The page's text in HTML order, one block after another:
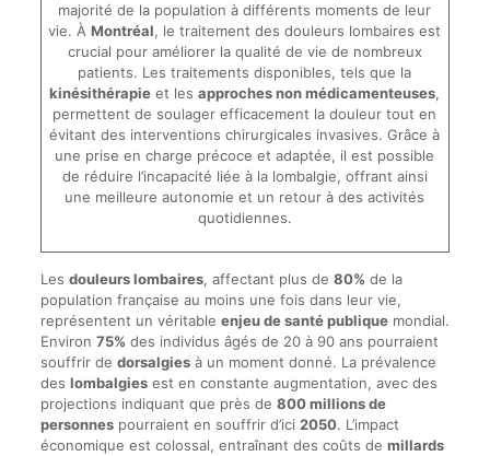
majorité de la population à différents moments de leur
vie. ÀMontréal, le traitement des douleurs lombaires est
crucial pour améliorer la qualité de vie de nombreux
patients. Les traitements disponibles, tels que la
kinésithérapie et lesapproches non médicamenteuses,
permettent de soulager efficacement la douleur tout en
évitant des interventions chirurgicales invasives. Grâce à
une prise en charge précoce et adaptée, il est possible
de réduire l’incapacité liée à la lombalgie, offrant ainsi
une meilleure autonomie et un retour à des activités
quotidiennes.
Les douleurs lombaires, affectant plus de 80% de la
population française au moins une fois dans leur vie,
représentent un véritable enjeu de santé publiquemondial.
Environ 75% des individus âgés de 20 à 90 ans pourraient
souffrir de dorsalgiesà un moment donné. La prévalence
des lombalgiesest en constante augmentation, avec des
projections indiquant que près de 800 millions de
personnespourraient en souffrir d’ici 2050. L’impact
économique est colossal, entraînant des coûts de millards